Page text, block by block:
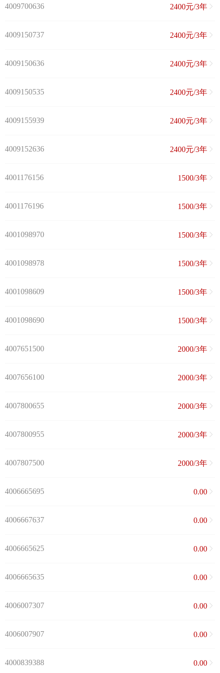
4009700636 2400元/3年
4009150737 2400元/3年
4009150636 2400元/3年
4009150535 2400元/3年
4009155939 2400元/3年
4009152636 2400元/3年
4001176156 1500/3年
4001176196 1500/3年
4001098970 1500/3年
4001098978 1500/3年
4001098609 1500/3年
4001098690 1500/3年
4007651500 2000/3年
4007656100 2000/3年
4007800655 2000/3年
4007800955 2000/3年
4007807500 2000/3年
4006665695 0.00
4006667637 0.00
4006665625 0.00
4006665635 0.00
4006007307 0.00
4006007907 0.00
4000839388 0.00